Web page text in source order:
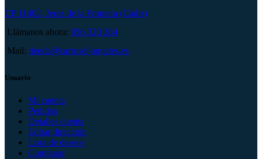
CP 11402, Jerez de la Frontera (Cádiz)
Llámanos ahora: 956 320 284
Mail: tienda@carruseljuguetes.es
Usuario
Mi cuenta
Pedidos
Detalles cuenta
Editar dirección
Lista de deseos
Comparar